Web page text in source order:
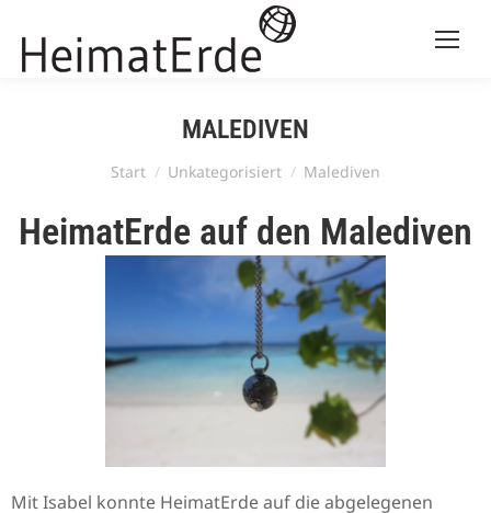
MALEDIVEN
Sie befinden sich hier:
Start Unkategorisiert Malediven
HeimatErde auf den Malediven
Mit Isabel konnte HeimatErde auf die abgelegenen